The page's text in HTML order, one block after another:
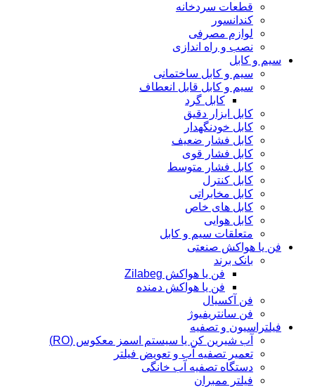
قطعات سردخانه
کندانسور
لوازم مصرفی
نصب و راه اندازی
سیم و کابل
سیم و کابل ساختمانی
سیم و کابل قابل انعطاف
کابل گرد
کابل ابزار دقیق
کابل خودنگهدار
کابل فشار ضعیف
کابل فشار قوی
کابل فشار متوسط
کابل کنترل
کابل مخابراتی
کابل های خاص
کابل هوایی
متعلقات سیم و کابل
فن یا هواکش صنعتی
بانک برند
فن یا هواکش Zilabeg
فن یا هواکش دمنده
فن آکسیال
فن سانتریفیوژ
فیلتراسیون و تصفیه
آب شیرین کن یا سیستم اسمز معکوس (RO)
تعمیر تصفیه آب و تعویض فیلتر
دستگاه تصفیه آب خانگی
فیلتر ممبران